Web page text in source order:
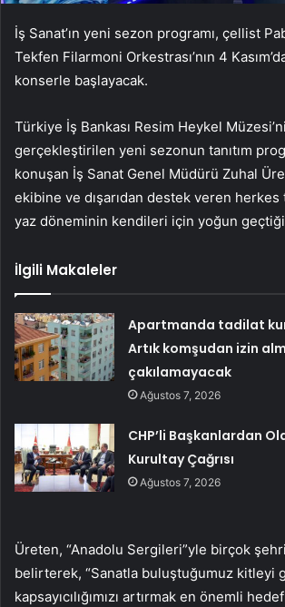
İş Sanat’ın yeni sezon programı, çellist
Tekfen Filarmoni Orkestrası’nın 4
konserle başlayacak.
Türkiye İş Bankası Resim Heykel
gerçekleştirilen yeni sezonun tanıtım
konuşan İş Sanat Genel Müdürü Zuhal
ekibine ve dışarıdan destek veren
yaz döneminin kendileri için yoğun
İlgili Makaleler
Apartmanda tadilat
Artık komşudan izin
çakılamayacak
Ağustos 7, 2026
CHP’li Başkanlardan
Kurultay Çağrısı
Ağustos 7, 2026
Üreten, “Anadolu Sergileri”yle birçok
belirterek, “Sanatla buluştuğumuz kitleyi
kapsayıcılığımızı artırmak en önemli